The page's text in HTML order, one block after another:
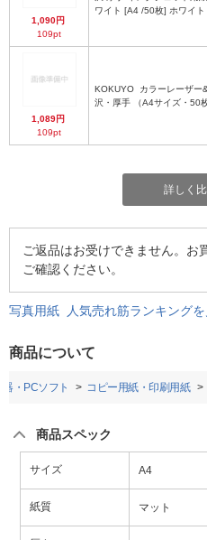
1,090円
109pt
ワイト [A4 /50枚] ホワイ
1,089円
109pt
KOKUYO
沢・厚手 （A4サイズ・
詳しく
ご返品はお受けできません。お
ご確認ください。
写真用紙 人気売れ筋ランキングを
商品について
・PCソフト コピー用紙・印刷用紙
商品スペック
サイズ A4
紙質 マット